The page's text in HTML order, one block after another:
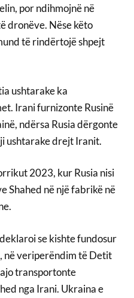
por ndihmojnë në
dronëve. Nëse këto
të rindërtojë shpejt
ushtarake ka
Irani furnizonte Rusinë
ndërsa Rusia dërgonte
ushtarake drejt Iranit.
2023, kur Rusia nisi
Shahed në një fabrikë në
se kishte fundosur
në veriperëndim të Detit
transportonte
nga Irani. Ukraina e